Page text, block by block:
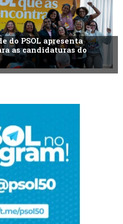
do PSOL apresenta
as candidaturas do